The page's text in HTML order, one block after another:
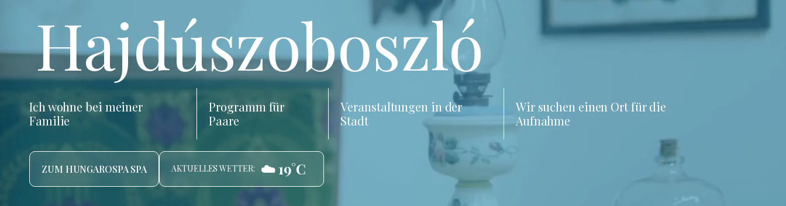
Hajdúszoboszló
Ich wohne bei meiner
Familie
Programm für
Paare
Veranstaltungen in der
Stadt
Wir suchen einen Ort für die
Aufnahme
ZUM HUNGAROSPA SPA AKTUELLES WETTER: ☁️ 19°C